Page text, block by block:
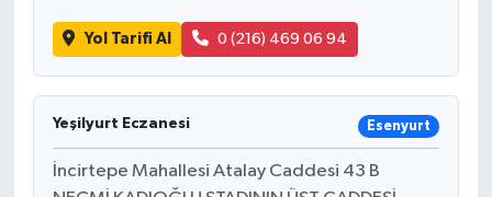
Yol Tarifi Al 0 (216) 469 06 94
Yeşilyurt Eczanesi Esenyurt
İncirtepe Mahallesi Atalay Caddesi 43 B